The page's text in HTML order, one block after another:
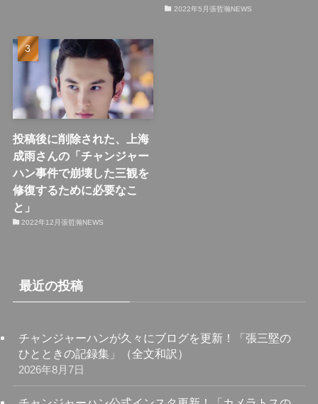
2022年5月張哲瀚NEWS
投稿後に削除された、上海
成雨さんの「チャンジャー
ハン事件で崩壊した三観を
修復するために必要なこ
と」
2022年12月張哲瀚NEWS
最近の投稿
チャンジャーハンが久々にブログを更新！「張三堅の
ひとときの記録集」（全文和訳）
2026年8月7日